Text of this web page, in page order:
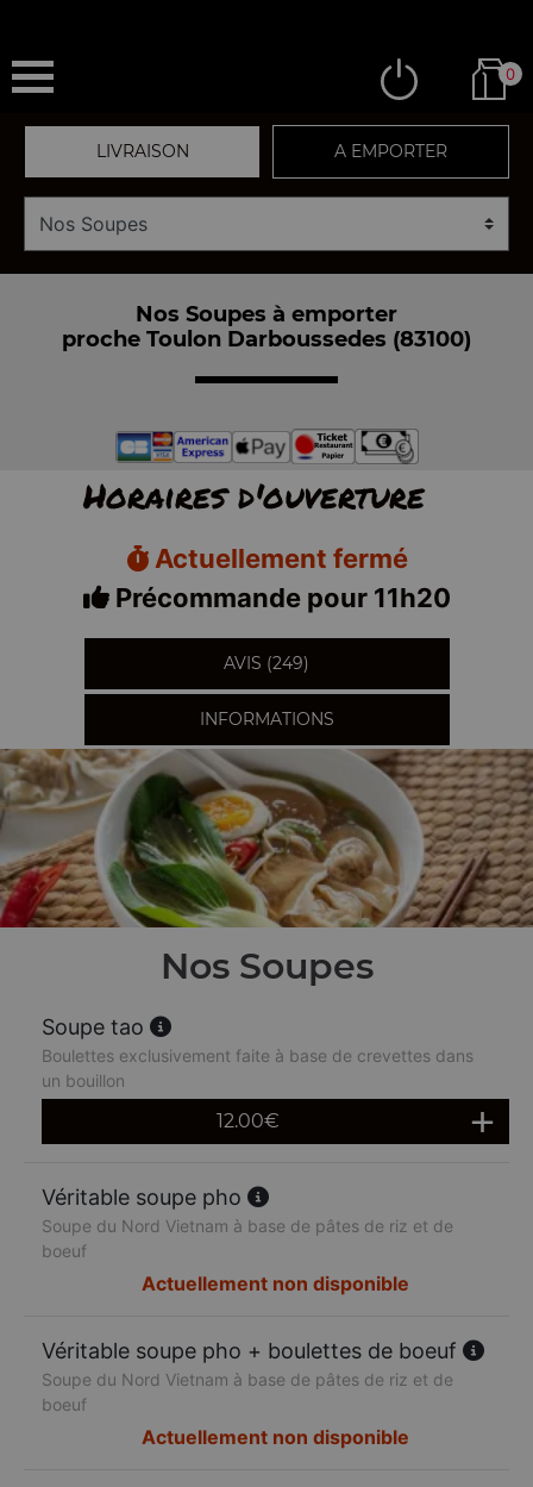
0
LIVRAISON A EMPORTER
Nos Soupes à emporter
proche Toulon Darboussedes (83100)
Horaires d'ouverture
Actuellement fermé
Précommande pour 11h20
AVIS (249)
INFORMATIONS
Nos Soupes
Soupe tao
Boulettes exclusivement faite à base de crevettes dans
un bouillon
12.00€
Véritable soupe pho
Soupe du Nord Vietnam à base de pâtes de riz et de
boeuf
Actuellement non disponible
Véritable soupe pho + boulettes de boeuf
Soupe du Nord Vietnam à base de pâtes de riz et de
boeuf
Actuellement non disponible